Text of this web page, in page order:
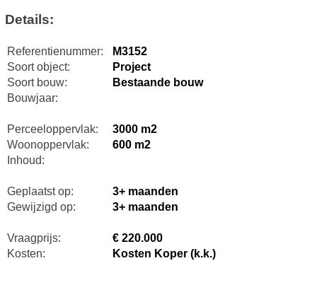
Details:
Referentienummer:
M3152
Soort object:
Project
Soort bouw:
Bestaande bouw
Bouwjaar:
Perceeloppervlak:
3000 m2
Woonoppervlak:
600 m2
Inhoud:
Geplaatst op:
3+ maanden
Gewijzigd op:
3+ maanden
Vraagprijs:
€ 220.000
Kosten:
Kosten Koper (k.k.)